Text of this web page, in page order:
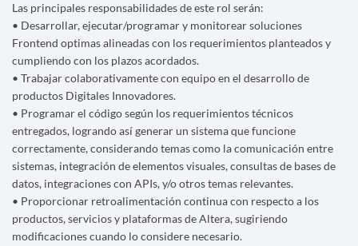
Las principales responsabilidades de este rol serán:
• Desarrollar, ejecutar/programar y monitorear soluciones
Frontend optimas alineadas con los requerimientos planteados y
cumpliendo con los plazos acordados.
• Trabajar colaborativamente con equipo en el desarrollo de
productos Digitales Innovadores.
• Programar el código según los requerimientos técnicos
entregados, logrando así generar un sistema que funcione
correctamente, considerando temas como la comunicación entre
sistemas, integración de elementos visuales, consultas de bases de
datos, integraciones con APIs, y/o otros temas relevantes.
• Proporcionar retroalimentación continua con respecto a los
productos, servicios y plataformas de Altera, sugiriendo
modificaciones cuando lo considere necesario.